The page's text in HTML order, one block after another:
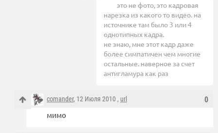
это не фото, это кадровая
нарезка из какого то видео. на
источнике там было 3 или 4
однотипных кадра.
не знаю, мне этот кадр даже
более симпатичен чем многие
остальные. наверное за счет
антигламура как раз
0
comander, 12 Июля 2010 , url
мимо